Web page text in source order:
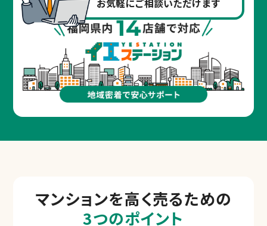
お気軽にご相談いただけます
マンションを高く売るための
3つのポイント